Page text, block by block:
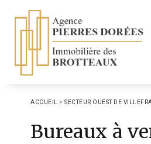
ACCUEIL > SECTEUR OUEST DE
Bureaux à